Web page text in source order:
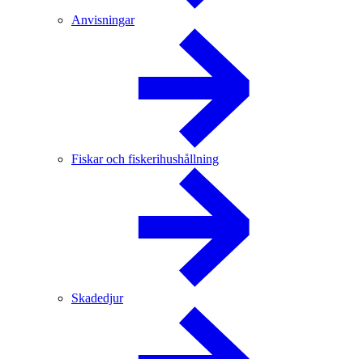
Anvisningar
Fiskar och fiskerihushållning
Skadedjur